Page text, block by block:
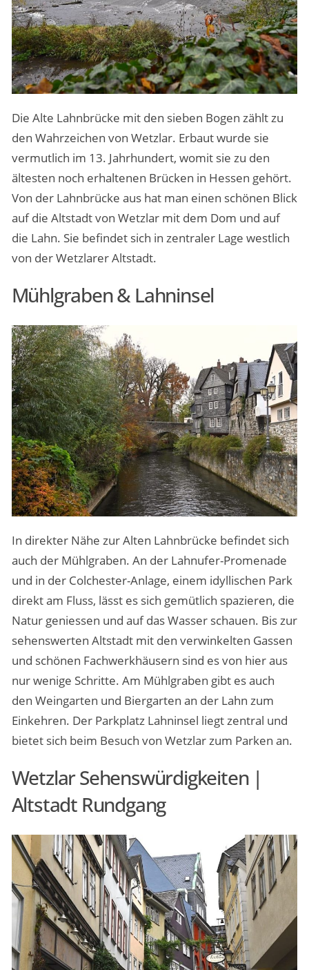
Die Alte Lahnbrücke mit den sieben Bogen zählt zu
den Wahrzeichen von Wetzlar. Erbaut wurde sie
vermutlich im 13. Jahrhundert, womit sie zu den
ältesten noch erhaltenen Brücken in Hessen gehört.
Von der Lahnbrücke aus hat man einen schönen Blick
auf die Altstadt von Wetzlar mit dem Dom und auf
die Lahn. Sie befindet sich in zentraler Lage westlich
von der Wetzlarer Altstadt.
Mühlgraben & Lahninsel
In direkter Nähe zur Alten Lahnbrücke befindet sich
auch der Mühlgraben. An der Lahnufer-Promenade
und in der Colchester-Anlage, einem idyllischen Park
direkt am Fluss, lässt es sich gemütlich spazieren, die
Natur geniessen und auf das Wasser schauen. Bis zur
sehenswerten Altstadt mit den verwinkelten Gassen
und schönen Fachwerkhäusern sind es von hier aus
nur wenige Schritte. Am Mühlgraben gibt es auch
den Weingarten und Biergarten an der Lahn zum
Einkehren. Der Parkplatz Lahninsel liegt zentral und
bietet sich beim Besuch von Wetzlar zum Parken an.
Wetzlar Sehenswürdigkeiten |
Altstadt Rundgang